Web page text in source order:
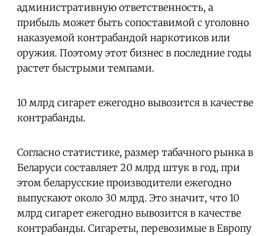
административную ответственность, а
прибыль может быть сопоставимой с уголовно
наказуемой контрабандой наркотиков или
оружия. Поэтому этот бизнес в последние годы
растет быстрыми темпами.
10 млрд сигарет ежегодно вывозится в качестве
контрабанды.
Согласно статистике, размер табачного рынка в
Беларуси составляет 20 млрд штук в год, при
этом беларусские производители ежегодно
выпускают около 30 млрд. Это значит, что 10
млрд сигарет ежегодно вывозится в качестве
контрабанды. Сигареты, перевозимые в Европу